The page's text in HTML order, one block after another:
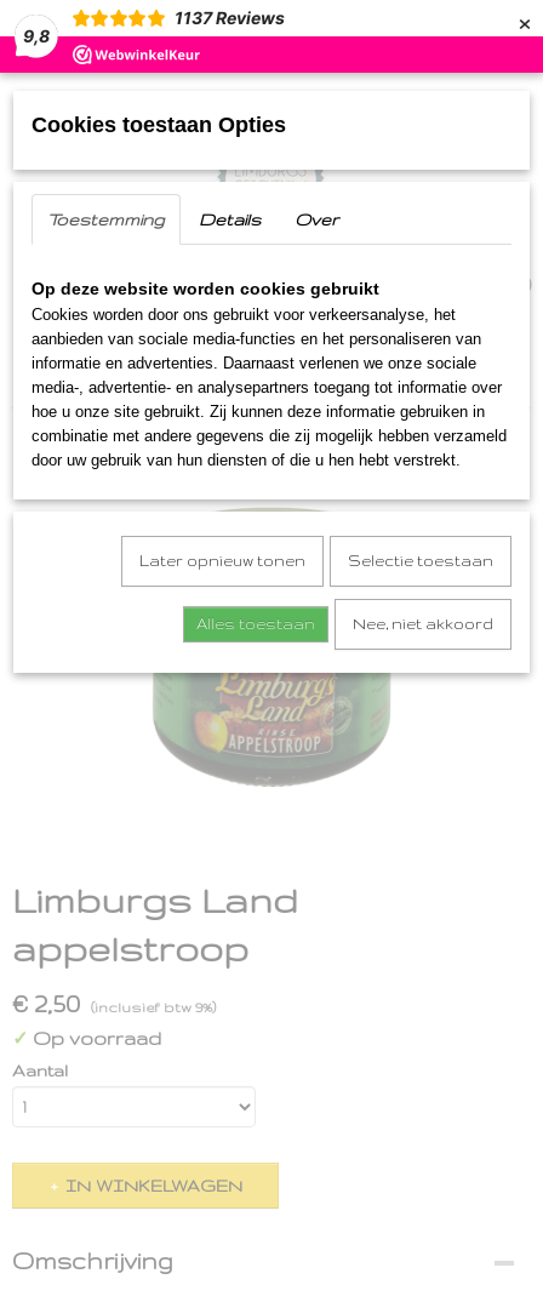
9,8
1137 Reviews ×
(0)
Home >Streekproducten Stroop>
Limburgs Land
appelstroop
Limburgs Land
appelstroop
€ 2,50 (inclusief btw 9%)
✓ Op voorraad
Aantal
IN WINKELWAGEN
Omschrijving
Cookies toestaan Opties
Toestemming Details Over
Op deze website worden cookies gebruikt
Cookies worden door ons gebruikt voor verkeersanalyse, het
aanbieden van sociale media-functies en het personaliseren van
informatie en advertenties. Daarnaast verlenen we onze sociale
media-, advertentie- en analysepartners toegang tot informatie over
hoe u onze site gebruikt. Zij kunnen deze informatie gebruiken in
combinatie met andere gegevens die zij mogelijk hebben verzameld
door uw gebruik van hun diensten of die u hen hebt verstrekt.
Later opnieuw tonen Selectie toestaan
Alles toestaan Nee, niet akkoord